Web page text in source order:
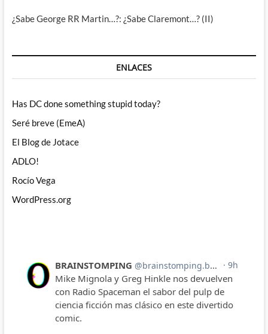
¿Sabe George RR Martin…?: ¿Sabe Claremont…? (II)
ENLACES
Has DC done something stupid today?
Seré breve (EmeA)
El Blog de Jotace
ADLO!
Rocío Vega
WordPress.org